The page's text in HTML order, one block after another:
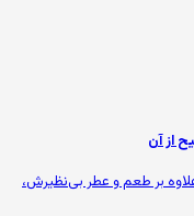
از آن
بر طعم و عطر بی‌نظیرش،